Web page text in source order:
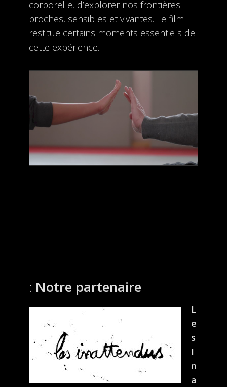
corporelle, d’explorer nos frontières
proches, sensibles et vivantes. Le film
restitue certains moments essentiels de
cette expérience.
Notre partenaire
L
e
s
I
n
a